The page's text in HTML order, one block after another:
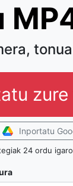
Inportatu
24 ordu